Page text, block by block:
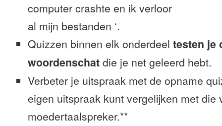
computer crashte en ik verloor
al mijn bestanden ‘.
Quizzen binnen elk onderdeel testen je
woordenschat die je net geleerd hebt.
Verbeter je uitspraak met de opname
eigen uitspraak kunt vergelijken met die
moedertaalspreker.**